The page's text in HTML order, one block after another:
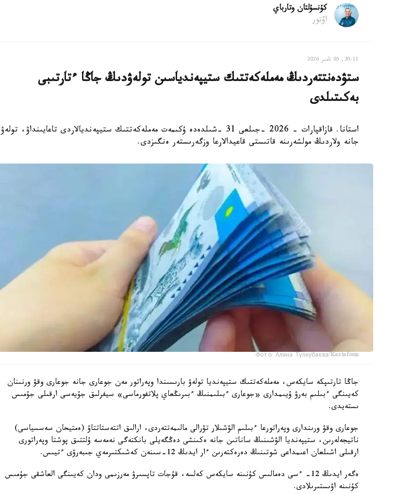
كۇنسۇلتان وتارباي
اۆتور
20:11, 05 تامىز 2026
ستۋدەنتتەردىڭ مەملەكەتتىك ستيپەندياسىن تولەۋدىڭ جاڭا ءتارتىبى
بەكىتىلدى
استانا. قازاقپارات - 2026 -جىلعى 31 -شىلدەدە ۇكىمەت مەملەكەتتىك ستيپەنديالاردى تاعايىنداۋ، تولەۋ
جانە ولاردىڭ مولشەرىنە قاتىستى قاعيدالارعا وزگەرىستەر ەنگىزدى.
Фото: Алина Тулеубаева/Kazinform
جاڭا تارتىپكە سايكەس، مەملەكەتتىك ستيپەنديا تولەۋ بارىسىندا وپەراتور مەن جوعارى جانە جوعارى وقۋ ورنىنان
كەيىنگى ءبىلىم بەرۋ ۇيىمدارى «جوعارى ءبىلىمنىڭ ءبىرىڭعاي پلاتفورماسى» سيفرلىق جۇيەسى ارقىلى جۇمىس
ىستەيدى.
جوعارى وقۋ ورىندارى وپەراتورعا ءبىلىم الۋشىلار تۋرالى مالىمەتتەردى، ارالىق اتتەستاتتاۋ (ەمتيحان سەسسياسى)
ناتيجەلەرىن، ستيپەنديا الۋشىنىڭ ساناتىن جانە ەكىنشى دەڭگەيلى بانكتەگى نەمەسە ۇلتتىق پوشتا وپەراتورى
ارقىلى اشىلعان اعىمداعى شوتىنىڭ دەرەكتەرىن ءار ايدىڭ 12-سىنەن كەشىكتىرمەي جىبەرۋى ءتيىس.
ەگەر ايدىڭ 12- ءسى دەمالىس كۇنىنە سايكەس كەلسە، قۇجات تاپسىرۋ مەرزىمى ودان كەيىنگى العاشقى جۇمىس
كۇنىنە اۋىستىرىلادى.